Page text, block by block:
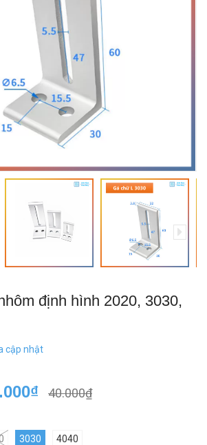
định hình 2020, 3030,
cập nhật
40.000₫
3030 4040